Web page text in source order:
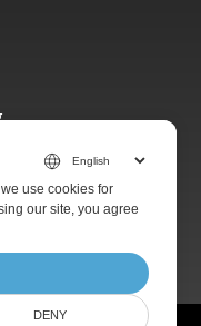
use cookies for
our site, you agree
DENY